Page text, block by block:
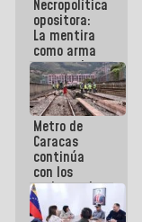
en La Guaira
Necropolítica
opositora:
La mentira
como arma
contra el
Pueblo
Metro de
Caracas
continúa
con los
trabajos de
mantenimiento